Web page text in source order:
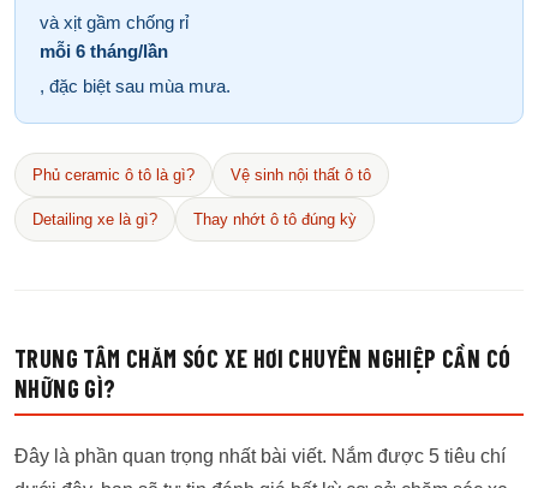
và xịt gầm chống rỉ
mỗi 6 tháng/lần
, đặc biệt sau mùa mưa.
Phủ ceramic ô tô là gì? Vệ sinh nội thất ô tô
Detailing xe là gì? Thay nhớt ô tô đúng kỳ
TRUNG TÂM CHĂM SÓC XE HƠI CHUYÊN NGHIỆP CẦN CÓ
NHỮNG GÌ?
Đây là phần quan trọng nhất bài viết. Nắm được 5 tiêu chí